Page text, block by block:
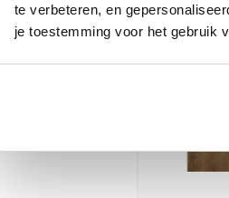
te verbeteren, en
je toestemming voor het gebruik